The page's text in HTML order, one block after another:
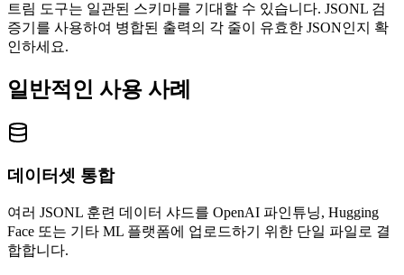
트림 도구는 일관된 스키마를 기대할 수 있습니다. JSONL 검
증기를 사용하여 병합된 출력의 각 줄이 유효한 JSON인지 확
인하세요.
일반적인 사용 사례
데이터셋 통합
여러 JSONL 훈련 데이터 샤드를 OpenAI 파인튜닝, Hugging
Face 또는 기타 ML 플랫폼에 업로드하기 위한 단일 파일로 결
합합니다.